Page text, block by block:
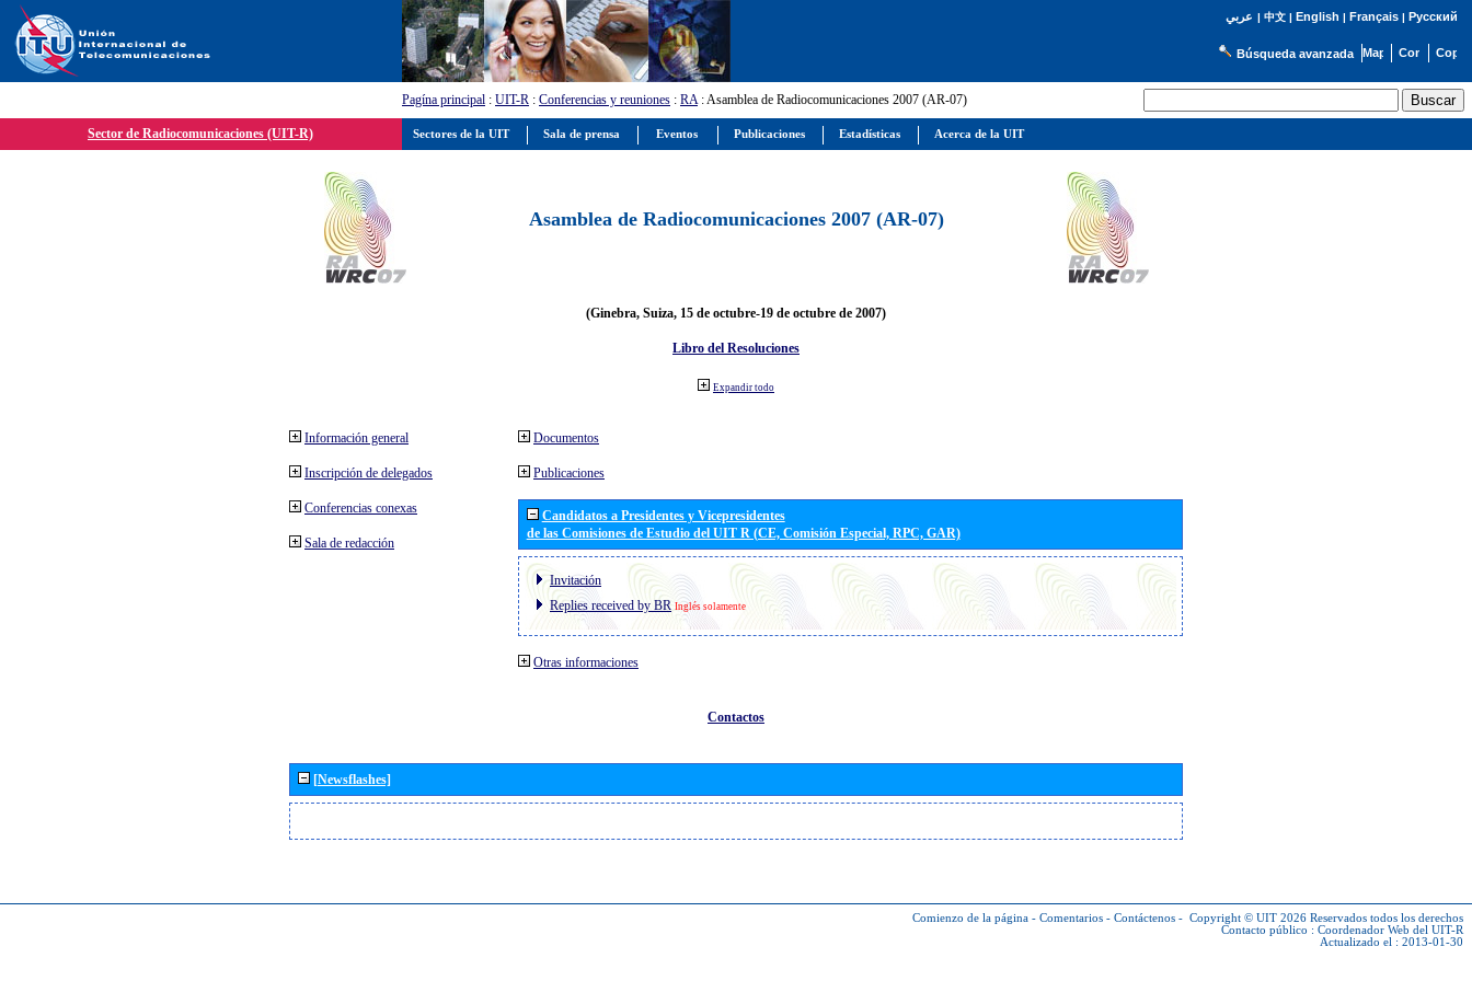
عربي | 中文| English | Français| Русский
Búsqueda avanzada
Pagína principal : UIT-R : Conferencias y reuniones : RA: Asamblea de Radiocomunicaciones 2007 (AR-07)
Sector de Radiocomunicaciones (UIT-R)
Asamblea de Radiocomunicaciones 2007 (AR-07)
(Ginebra, Suiza, 15 de octubre-19 de octubre de 2007)
Libro del Resoluciones
Expandir todo
Información general
Inscripción de delegados
Conferencias conexas
Sala de redacción
Documentos
Publicaciones
Candidatos a Presidentes y Vicepresidentes
de las Comisiones de Estudio del UIT R (CE, Comisión Especial, RPC, GAR)
Invitación
Replies received by BR Inglés solamente
Otras informaciones
Contactos
[Newsflashes]
Comienzo de la página - Comentarios - Contáctenos - Copyright © UIT 2026 Reservados todos los derechos
Contacto público : Coordenador Web del UIT-R
Actualizado el : 2013-01-30
Sectores de la UIT Sala de prensa Eventos Publicaciones Estadísticas Acerca de la UIT